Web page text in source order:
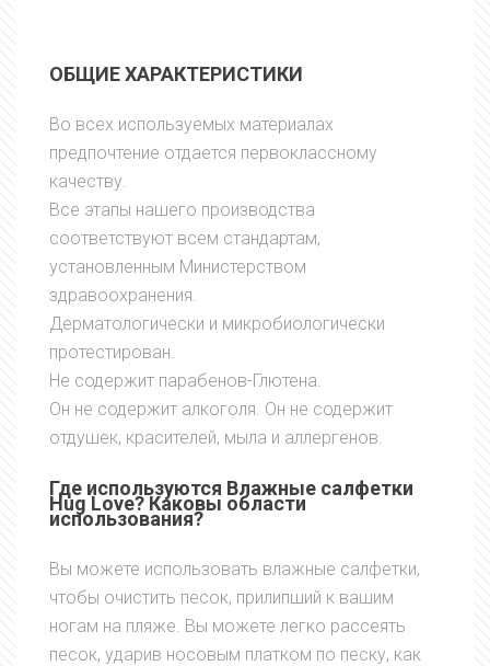
ОБЩИЕ ХАРАКТЕРИСТИКИ
Во всех используемых материалах
предпочтение отдается первоклассному
качеству.
Все этапы нашего производства
соответствуют всем стандартам,
установленным Министерством
здравоохранения.
Дерматологически и микробиологически
протестирован.
Не содержит парабенов-Глютена.
Он не содержит алкоголя. Он не содержит
отдушек, красителей, мыла и аллергенов.
Где используются Влажные салфетки
Hug Love? Каковы области
использования?
Вы можете использовать влажные салфетки,
чтобы очистить песок, прилипший к вашим
ногам на пляже. Вы можете легко рассеять
песок, ударив носовым платком по песку, как